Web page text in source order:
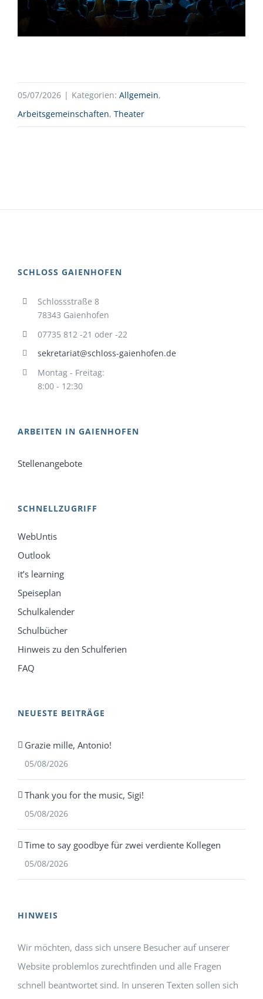
05/07/2026 | Kategorien: Allgemein,
Arbeitsgemeinschaften, Theater
SCHLOSS GAIENHOFEN
Schlossstraße 8
78343 Gaienhofen
07735 812 -21 oder -22
sekretariat@schloss-gaienhofen.de
Montag - Freitag:
8:00 - 12:30
ARBEITEN IN GAIENHOFEN
Stellenangebote
SCHNELLZUGRIFF
WebUntis
Outlook
it’s learning
Speiseplan
Schulkalender
Schulbücher
Hinweis zu den Schulferien
FAQ
NEUESTE BEITRÄGE
Grazie mille, Antonio!
05/08/2026
Thank you for the music, Sigi!
05/08/2026
Time to say goodbye für zwei verdiente Kollegen
05/08/2026
HINWEIS
Wir möchten, dass sich unsere Besucher auf unserer
Website problemlos zurechtfinden und alle Fragen
schnell beantwortet sind. In unseren Texten sollen sich